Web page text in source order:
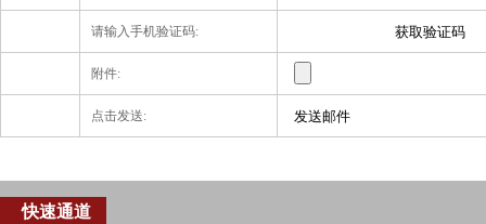
请输入手机验证码:
附件:
点击发送:
快速通道